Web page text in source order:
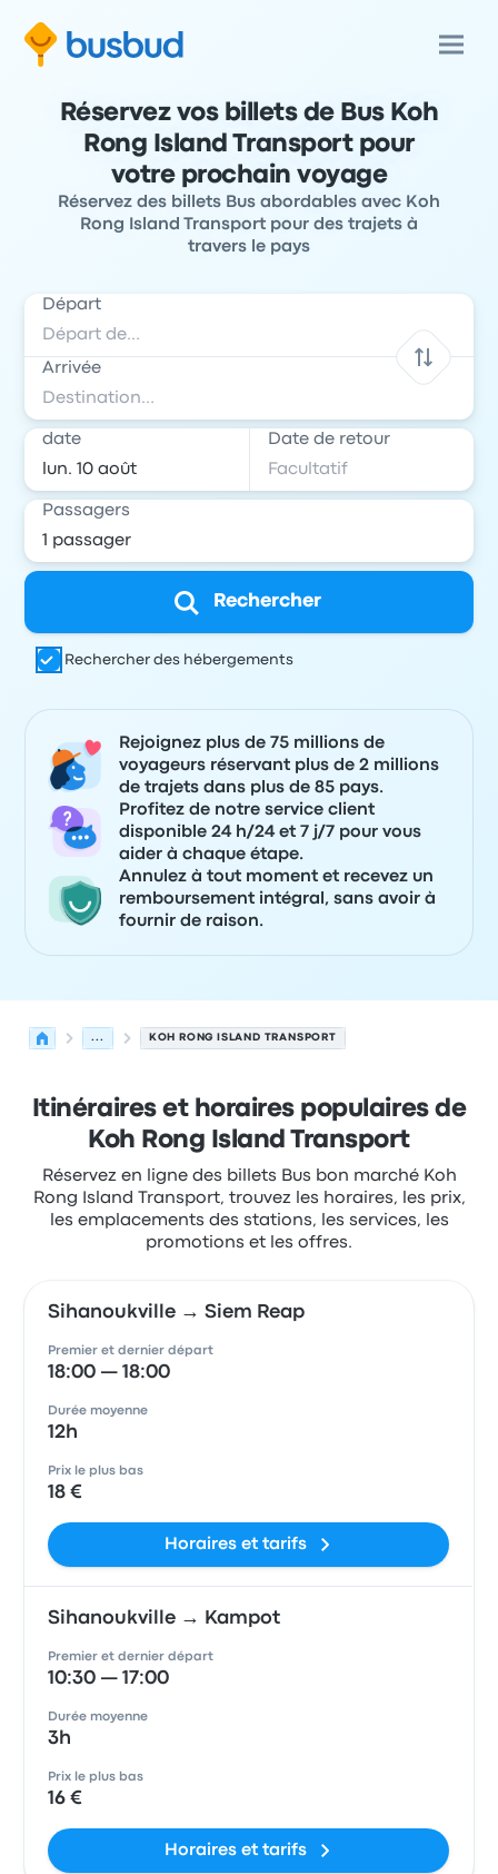
Réservez vos billets de Bus Koh
Rong Island Transport pour
votre prochain voyage
Réservez des billets Bus abordables avec Koh
Rong Island Transport pour des trajets à
travers le pays
Départ
Arrivée
date Date de retour
Passagers
Rechercher
Rechercher des hébergements
Rejoignez plus de 75 millions de
voyageurs réservant plus de 2 millions
de trajets dans plus de 85 pays.
Profitez de notre service client
disponible 24 h/24 et 7 j/7 pour vous
aider à chaque étape.
Annulez à tout moment et recevez un
remboursement intégral, sans avoir à
fournir de raison.
... KOH RONG ISLAND TRANSPORT
Itinéraires et horaires populaires de
Koh Rong Island Transport
Réservez en ligne des billets Bus bon marché Koh
Rong Island Transport, trouvez les horaires, les prix,
les emplacements des stations, les services, les
promotions et les offres.
Sihanoukville → Siem Reap
Premier et dernier départ
18:00 — 18:00
Durée moyenne
12h
Prix le plus bas
18 €
Horaires et tarifs
Sihanoukville → Kampot
Premier et dernier départ
10:30 — 17:00
Durée moyenne
3h
Prix le plus bas
16 €
Horaires et tarifs